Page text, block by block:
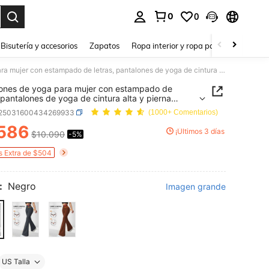
0 0
Bisutería y accesorios Zapatos Ropa interior y ropa para dormir
Pantalones de yoga para mujer con estampado de letras, pantalones de yoga de cintura alta y pierna acampanada corta, pantalones de yoga de pierna ancha, pantalones cargo elásticos deportivos
de yoga para mujer con estampado de
de yoga de cintura alta y pierna
corta, pantalones de yoga de pierna
pantalones cargo elásticos deportivos
(1000+ Comentarios)
AND AVAILABILITY
$10.090 -5% ¡Últimos 3 días
Extra de $504
Negro Imagen grande
US Talla